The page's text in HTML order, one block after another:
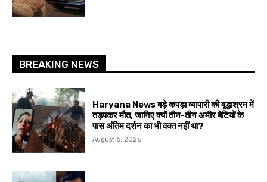
BREAKING NEWS
Haryana News बड़े कपड़ा व्यापारी की वृद्धाश्रम में
तड़पकर मौत, जानिए क्यों तीन-तीन अमीर बेटियों के
पास अंतिम दर्शन का भी वक्त नहीं था?
August 6, 2026